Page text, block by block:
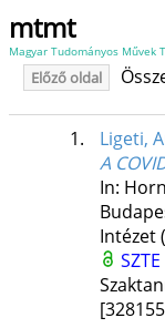
mtmt
Magyar Tudományos Művek
Előző oldal
1. Ligeti,
A
In:
Intézet